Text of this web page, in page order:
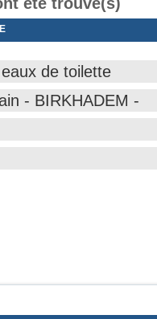
de toilette
- BIRKHADEM -